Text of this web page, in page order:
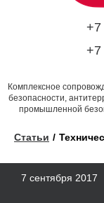
+7
+7
Комплексное
безопасности,
промышленной
Статьи
7 сентября 2017